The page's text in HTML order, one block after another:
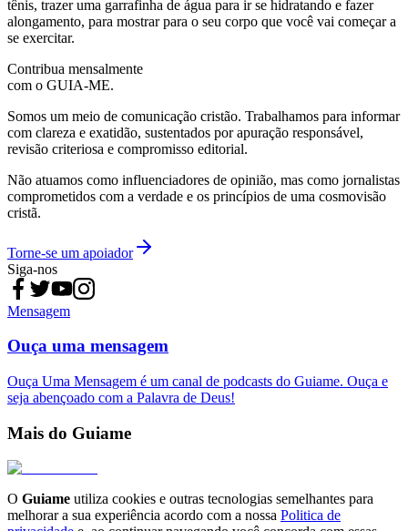
tênis, trazer uma garrafinha de água para ir se hidratando e fazer
alongamento, para mostrar para o seu corpo que você vai começar a
se exercitar.
Contribua mensalmente
com o GUIA-ME.
Somos um meio de comunicação cristão. Trabalhamos para informar
com clareza e exatidão, sustentados por apuração responsável,
revisão criteriosa e compromisso editorial.
Não atuamos como influenciadores de opinião, mas como jornalistas
comprometidos com a verdade e os princípios de uma cosmovisão
cristã.
Torne-se um apoiador
Siga-nos
Mensagem
Ouça uma mensagem
Ouça Uma Mensagem é um canal de podcasts do Guiame. Ouça e
seja abençoado com a Palavra de Deus!
Mais do Guiame
O Guiame utiliza cookies e outras tecnologias semelhantes para
melhorar a sua experiência acordo com a nossa Politica de